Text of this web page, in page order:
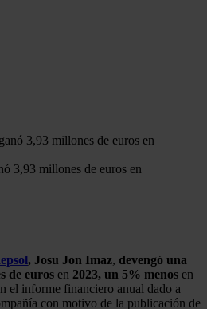
3,93 millones de euros en
, Josu Jon Imaz, devengó una
de euros en 2023, un 5% menos en
el informe financiero anual dado a
con motivo de la publicación de